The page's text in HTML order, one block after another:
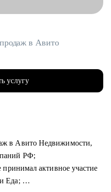
в Авито
услугу
в Авито Недвижимости,
РФ;
принимал активное участие
Еда;